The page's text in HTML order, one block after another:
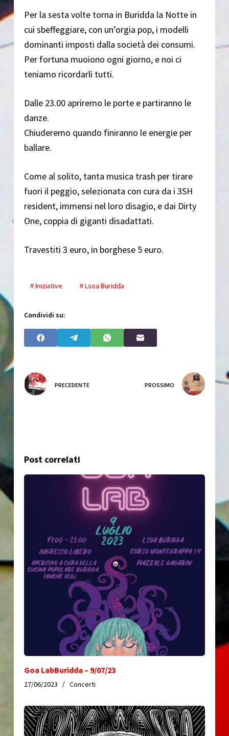
Per la sesta volte torna in Buridda la Notte in
cui sbeffeggiare, con un’orgia pop, i modelli
dominanti imposti dalla società dei consumi.
Per fortuna muoiono ogni giorno, e noi ci
teniamo ricordarli tutti.
Dalle 23.00 apriremo le porte e partiranno le
danze.
Chiuderemo quando finiranno le energie per
ballare.
Come al solito, tanta musica trash per tirare
fuori il peggio, selezionata con cura da i 3SH
resident, immensi nel loro disagio, e dai Dirty
One, coppia di giganti disadattati.
Travestiti 3 euro, in borghese 5 euro.
# Iniziative # Lsoa Buridda
Condividi su:
PRECEDENTE PROSSIMO
Post correlati
Goa LabBuridda – 9/07/23
27/06/2023 Concerti